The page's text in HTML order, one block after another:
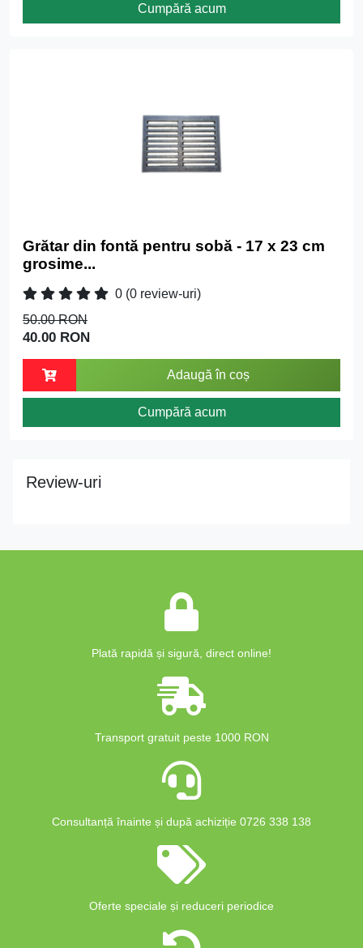
Cumpără acum
Grătar din fontă pentru sobă - 17 x 23 cm
grosime...
0 (0 review-uri)
50.00 RON
40.00 RON
Adaugă în coș
Cumpără acum
Review-uri
Plată rapidă și sigură, direct online!
Transport gratuit peste 1000 RON
Consultanță înainte și după achiziție 0726 338 138
Oferte speciale și reduceri periodice